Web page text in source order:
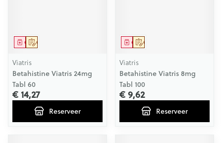
Op voorschrift
Geneesmiddel
Viatris
Betahistine Viatris 24mg
Tabl 60
€ 14,27
Reserveer
Op voorschrift
Geneesmiddel
Viatris
Betahistine Viatris 8mg
Tabl 100
€ 9,62
Reserveer